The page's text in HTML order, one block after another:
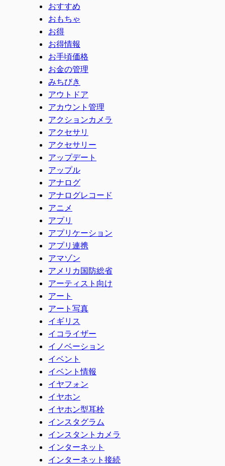
おすすめ
おもちゃ
お得
お得情報
お手頃価格
お金の管理
みちびき
アウトドア
アカウント管理
アクションカメラ
アクセサリ
アクセサリー
アップデート
アップル
アナログ
アナログレコード
アニメ
アプリ
アプリケーション
アプリ連携
アマゾン
アメリカ国防総省
アーティスト向け
アート
アート写真
イギリス
イコライザー
イノベーション
イベント
イベント情報
イヤフォン
イヤホン
イヤホン型耳栓
インスタグラム
インスタントカメラ
インターネット
インターネット接続